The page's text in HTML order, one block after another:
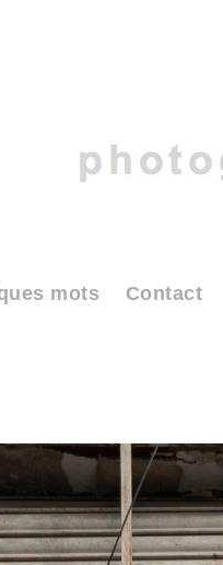
mots Contact